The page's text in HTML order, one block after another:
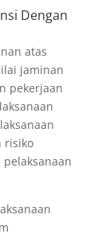
Dengan
atas
jaminan
pekerjaan
risiko